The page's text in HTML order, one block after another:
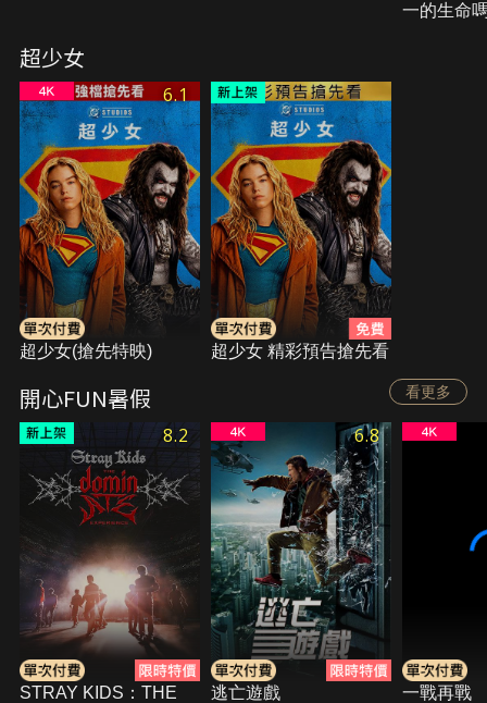
一的生命
超少女
6.1
超少女(搶先特映) 超少女 精彩預告搶先看
開心FUN暑假 看更多
8.2
STRAY KIDS：THE
6.8
逃亡遊戲 一戰再戰